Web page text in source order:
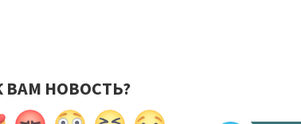
ВАМ НОВОСТЬ?